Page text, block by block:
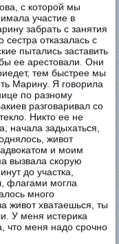
с которой мы
участие в
забрать с занятия
отказалась с
пытались заставить
ее арестовали. Они
тем быстрее мы
Марину. Я говорила
по разному
разговаривал со
Никто ее не
начала задыхаться,
живот
и моим
вызвала скорую
до участка,
флагами могла
много
живот хватаешься, ты
У меня истерика
что меня надо срочно